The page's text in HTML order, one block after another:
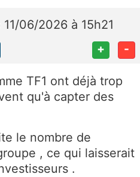
11/06/2026 à 15h21
+ -
TF1 ont déjà trop
qu'à capter des
le nombre de
, ce qui laisserait
.